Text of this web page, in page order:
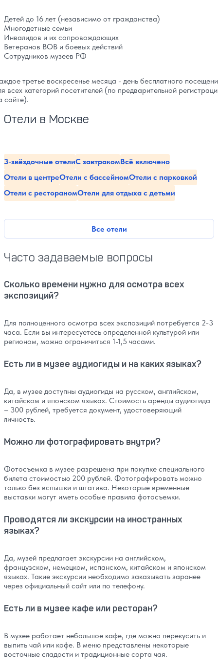
Детей до 16 лет (независимо от гражданства)
Многодетные семьи
Инвалидов и их сопровождающих
Ветеранов ВОВ и боевых действий
Сотрудников музеев РФ
третье воскресенье месяца - день бесплатного
всех категорий посетителей (по предварительной
сайте).
Отели в Москве
Все отели
3-звёздочные отелиС завтракомВсё включено
Отели в центреОтели с бассейномОтели с парковкой
Отели с рестораномОтели для отдыха с детьми
Часто задаваемые вопросы
Сколько времени нужно для осмотра всех
экспозиций?
Для полноценного осмотра всех экспозиций потребуется 2-3
часа. Если вы интересуетесь определенной культурой или
регионом, можно ограничиться 1-1,5 часами.
Есть ли в музее аудиогиды и на каких языках?
Да, в музее доступны аудиогиды на русском, английском,
китайском и японском языках. Стоимость аренды аудиогида
– 300 рублей, требуется документ, удостоверяющий
личность.
Можно ли фотографировать внутри?
Фотосъемка в музее разрешена при покупке специального
билета стоимостью 200 рублей. Фотографировать можно
только без вспышки и штатива. Некоторые временные
выставки могут иметь особые правила фотосъемки.
Проводятся ли экскурсии на иностранных
языках?
Да, музей предлагает экскурсии на английском,
французском, немецком, испанском, китайском и японском
языках. Такие экскурсии необходимо заказывать заранее
через официальный сайт или по телефону.
Есть ли в музее кафе или ресторан?
В музее работает небольшое кафе, где можно перекусить и
выпить чай или кофе. В меню представлены некоторые
восточные сладости и традиционные сорта чая.